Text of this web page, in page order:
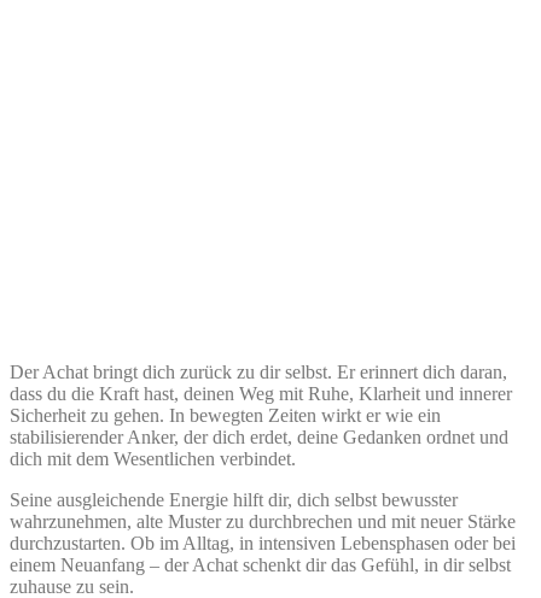
Der Achat bringt dich zurück zu dir selbst. Er erinnert dich daran,
dass du die Kraft hast, deinen Weg mit Ruhe, Klarheit und innerer
Sicherheit zu gehen. In bewegten Zeiten wirkt er wie ein
stabilisierender Anker, der dich erdet, deine Gedanken ordnet und
dich mit dem Wesentlichen verbindet.
Seine ausgleichende Energie hilft dir, dich selbst bewusster
wahrzunehmen, alte Muster zu durchbrechen und mit neuer Stärke
durchzustarten. Ob im Alltag, in intensiven Lebensphasen oder bei
einem Neuanfang – der Achat schenkt dir das Gefühl, in dir selbst
zuhause zu sein.